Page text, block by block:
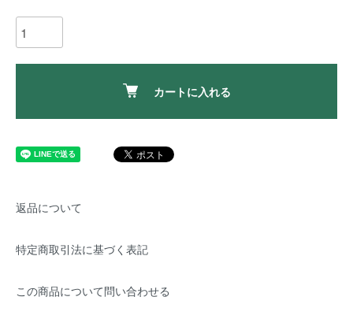
カートに入れる
返品について
特定商取引法に基づく表記
この商品について問い合わせる